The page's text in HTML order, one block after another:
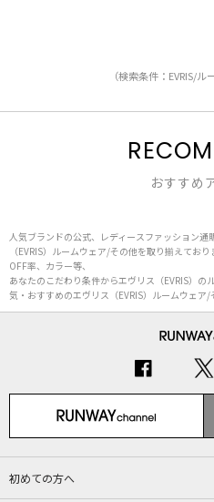
（検索条件：EVRIS/ル
おすすめ
人気ブランドの公式、レディースファッション
（EVRIS）ルームウェア/その他を取り揃えてお
OFF率、カラー等、
あなたのこだわり条件からエヴリス（EVRIS）
気・おすすめのエヴリス（EVRIS）ルームウェア/
初めての方へ